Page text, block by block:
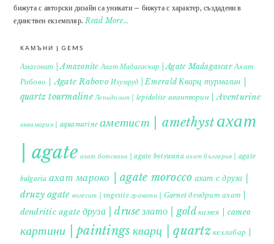
бижута с авторски дизайн са уникати – бижута с характер, създадени в
единствен екземпляр.Read More…
КАМЪНИ | GEMS
Амазонит | Amazonite Ахат Мадагаскар | Agate Madagascar Ахат
Рабово | Agate Rabovo Изумруд | Emerald Кварц турмалин |
quartz tourmaline Лепидолит | lepidolite авантюрин | Aventurine
аквамарин | aquamarine аметист | amethystахат
| agate ахат ботсвана | agate botswana ахат българия | agate
bulgaria ахат мароко | agate morocco ахат с друза |
druzy agate вогесит | vogesite гранати | Garnet дендрит ахат |
dendritic agate друза | druse злато | gold камея | cameo
картини | paintings кварц | quartzкехлибар |